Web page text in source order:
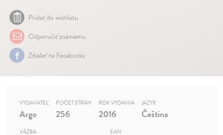
Pridať do wishlistu
Odporučiť známemu
Zdielať na Facebooku
VYDAVATEĽ
Argo
POČET STRÁN
256
ROK VYDANIA
2016
JAZYK
Čeština
VÄZBA EAN